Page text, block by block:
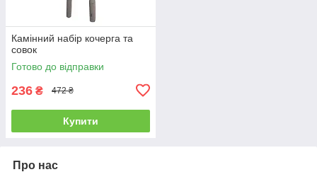
Камінний набір кочерга та
совок
Готово до відправки
236 ₴ 472 ₴
Купити
Про нас